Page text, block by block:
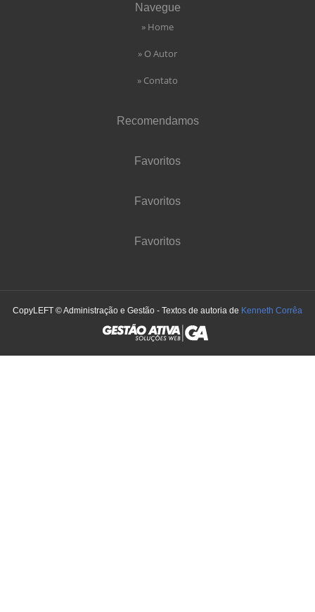
Navegue
» Home
» O Autor
» Contato
Recomendamos
Favoritos
Favoritos
Favoritos
CopyLEFT © Administração e Gestão - Textos de autoria de Kenneth Corrêa